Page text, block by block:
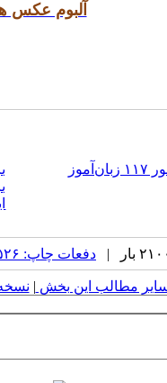
آلبوم عکس
دفعات چاپ: ۵۲۶ بار
مطالب این بخش |